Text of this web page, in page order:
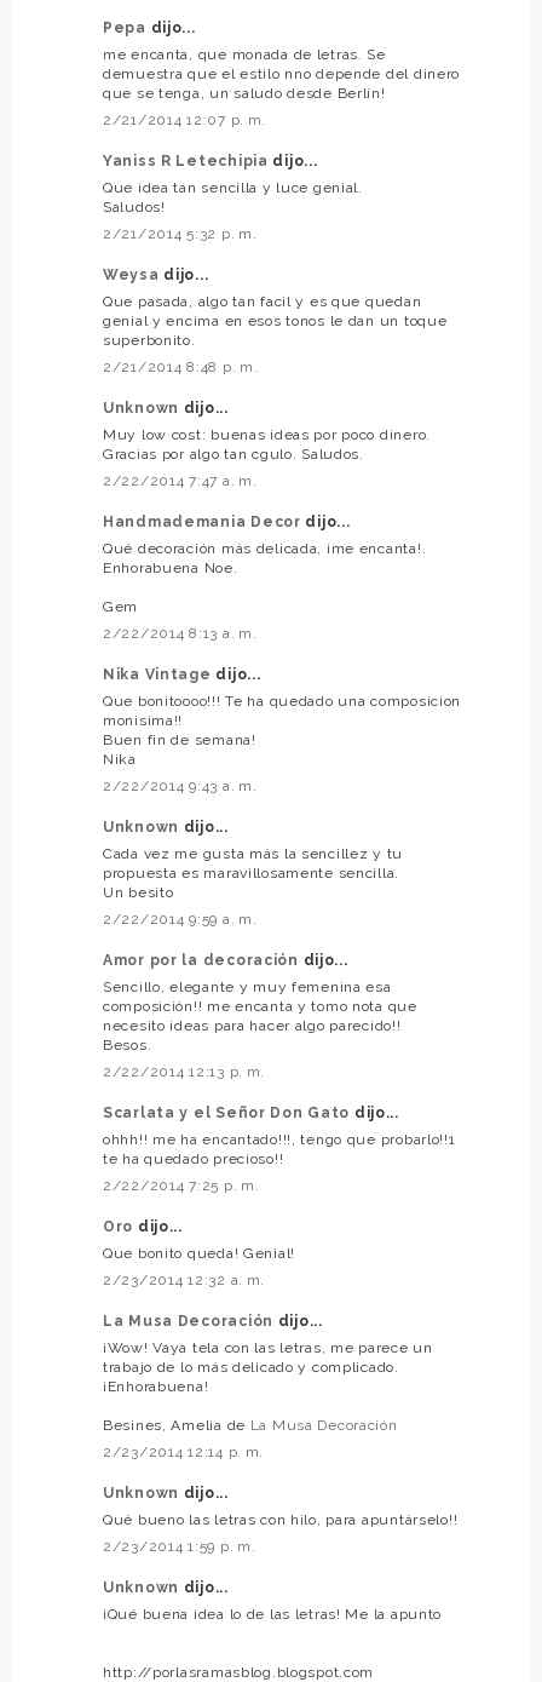
Pepa dijo...
me encanta, que monada de letras. Se
demuestra que el estilo nno depende del dinero
que se tenga, un saludo desde Berlín!
2/21/2014 12:07 p. m.
Yaniss R Letechipia dijo...
Que idea tan sencilla y luce genial.
Saludos!
2/21/2014 5:32 p. m.
Weysa dijo...
Que pasada, algo tan facil y es que quedan
genial y encima en esos tonos le dan un toque
superbonito.
2/21/2014 8:48 p. m.
Unknown dijo...
Muy low cost: buenas ideas por poco dinero.
Gracias por algo tan cgulo. Saludos.
2/22/2014 7:47 a. m.
Handmademania Decor dijo...
Qué decoración más delicada, ¡me encanta!.
Enhorabuena Noe.
Gem
2/22/2014 8:13 a. m.
Nika Vintage dijo...
Que bonitoooo!!! Te ha quedado una composicion
monisima!!
Buen fin de semana!
Nika
2/22/2014 9:43 a. m.
Unknown dijo...
Cada vez me gusta más la sencillez y tu
propuesta es maravillosamente sencilla.
Un besito
2/22/2014 9:59 a. m.
Amor por la decoración dijo...
Sencillo, elegante y muy femenina esa
composición!! me encanta y tomo nota que
necesito ideas para hacer algo parecido!!
Besos.
2/22/2014 12:13 p. m.
Scarlata y el Señor Don Gato dijo...
ohhh!! me ha encantado!!!, tengo que probarlo!!1
te ha quedado precioso!!
2/22/2014 7:25 p. m.
Oro dijo...
Que bonito queda! Genial!
2/23/2014 12:32 a. m.
La Musa Decoración dijo...
¡Wow! Vaya tela con las letras, me parece un
trabajo de lo más delicado y complicado.
¡Enhorabuena!
Besines, Amelia de La Musa Decoración
2/23/2014 12:14 p. m.
Unknown dijo...
Qué bueno las letras con hilo, para apuntárselo!!
2/23/2014 1:59 p. m.
Unknown dijo...
¡Qué buena idea lo de las letras! Me la apunto
http://porlasramasblog.blogspot.com